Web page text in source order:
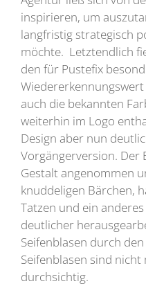
inspirieren, um
langfristig strategisch
möchte. Letztendlich
den für Pustefix
auch die bekannten
weiterhin im Logo
Design aber nun
Vorgängerversion. Der
Gestalt angenommen
knuddeligen Bärchen,
Tatzen und ein
deutlicher
Seifenblasen durch
Seifenblasen sind
durchsichtig.